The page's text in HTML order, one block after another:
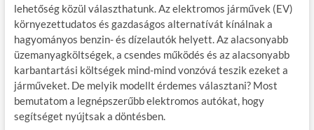
lehetőség közül választhatunk. Az elektromos járművek (EV)
környezettudatos és gazdaságos alternatívát kínálnak a
hagyományos benzin- és dízelautók helyett. Az alacsonyabb
üzemanyagköltségek, a csendes működés és az alacsonyabb
karbantartási költségek mind-mind vonzóvá teszik ezeket a
járműveket. De melyik modellt érdemes választani? Most
bemutatom a legnépszerűbb elektromos autókat, hogy
segítséget nyújtsak a döntésben.